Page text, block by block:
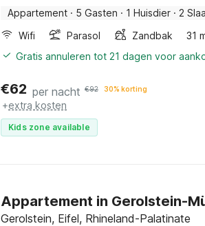
Appartement · 5 Gasten · 1 Huisdier · 2
Wifi
Parasol Zandbak
31
Gratis annuleren tot 21 dagen voor
€62 per nacht €92 30% korting
+extra kosten
Kids zone available
Appartement in Gerolstein-
Gerolstein, Eifel, Rhineland-Palatinate